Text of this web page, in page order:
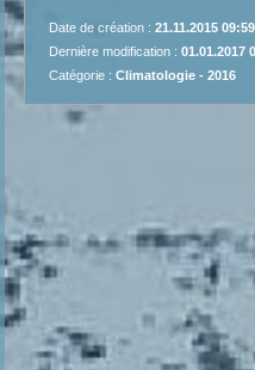
Date de création : 21.11.2015 09:59
Dernière modification : 01.01.2017
Catégorie : Climatologie - 2016